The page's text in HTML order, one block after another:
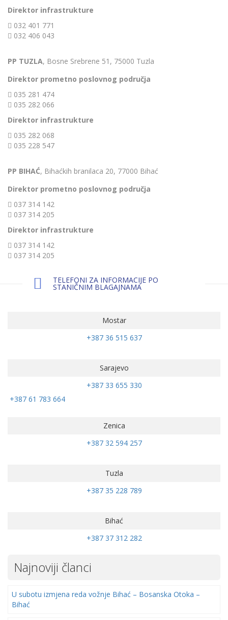
Direktor infrastrukture
032 401 771
032 406 043
PP TUZLA, Bosne Srebrene 51, 75000 Tuzla
Direktor prometno poslovnog područja
035 281 474
035 282 066
Direktor infrastrukture
035 282 068
035 228 547
PP BIHAĆ, Bihaćkih branilaca 20, 77000 Bihać
Direktor prometno poslovnog područja
037 314 142
037 314 205
Direktor infrastrukture
037 314 142
037 314 205
TELEFONI ZA INFORMACIJE PO
STANIČNIM BLAGAJNAMA
Mostar
+387 36 515 637
Sarajevo
+387 33 655 330
+387 61 783 664
Zenica
+387 32 594 257
Tuzla
+387 35 228 789
Bihać
+387 37 312 282
Najnoviji članci
U subotu izmjena reda vožnje Bihać – Bosanska Otoka –
Bihać